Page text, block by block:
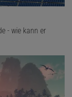
- wie kann er